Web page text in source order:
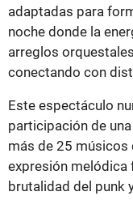
adaptadas para
noche donde la
arreglos
conectando con
Este espectáculo
participación de
más de 25 músicos
expresión melódica
brutalidad del punk